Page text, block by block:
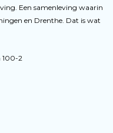
Een samenleving waarin
en Drenthe. Dat is wat
100-2